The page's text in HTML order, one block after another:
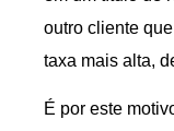
outro cliente
taxa mais alta,
É por este